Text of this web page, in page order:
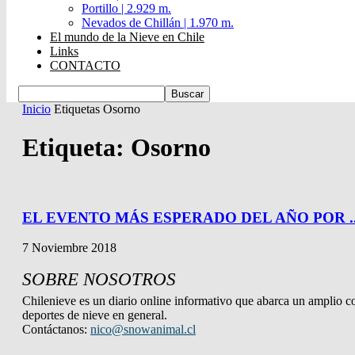
Portillo | 2.929 m.
Nevados de Chillán | 1.970 m.
El mundo de la Nieve en Chile
Links
CONTACTO
Inicio Etiquetas Osorno
Etiqueta: Osorno
EL EVENTO MÁS ESPERADO DEL AÑO POR
7 Noviembre 2018
SOBRE NOSOTROS
Chilenieve es un diario online informativo que abarca un amplio
deportes de nieve en general.
Contáctanos: nico@snowanimal.cl